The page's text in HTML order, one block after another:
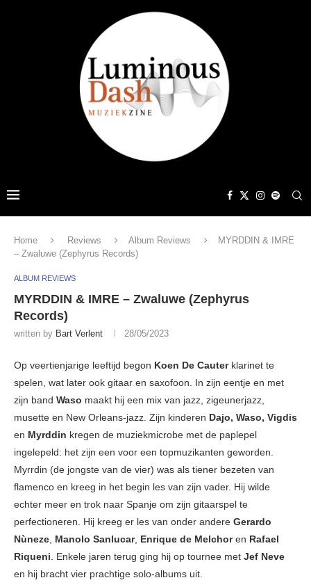
Home Reviews Album Reviews
MYRDDIN & IMRE
– Zwaluwe (Zephyrus Records)
ALBUM REVIEWS
MYRDDIN & IMRE – Zwaluwe (Zephyrus
Records)
written by Bart Verlent 28/05/2023
Op veertienjarige leeftijd begon Koen De Cauterklarinet te
spelen, wat later ook gitaar en saxofoon. In zijn eentje en met
zijn band Waso maakt hij een mix van jazz, zigeunerjazz,
musette en New Orleans-jazz. Zijn kinderen Dajo, Waso, Vigdis
en Myrddin kregen de muziekmicrobe met de paplepel
ingelepeld: het zijn een voor een topmuzikanten geworden.
Myrrdin (de jongste van de vier) was als tiener bezeten van
flamenco en kreeg in het begin les van zijn vader. Hij wilde
echter meer en trok naar Spanje om zijn gitaarspel te
perfectioneren. Hij kreeg er les van onder andere Gerardo
Nùneze, Manolo Sanlucar, Enrique de Melchoren Rafael
Riqueni. Enkele jaren terug ging hij op tournee met Jef Neve
en hij bracht vier prachtige solo-albums uit.